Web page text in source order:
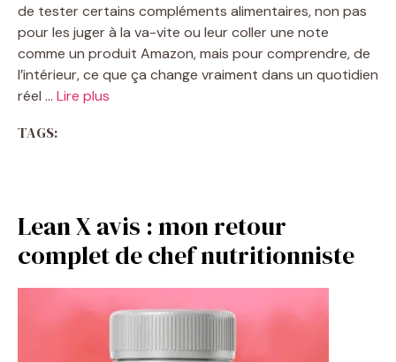
de tester certains compléments alimentaires, non pas
pour les juger à la va-vite ou leur coller une note
comme un produit Amazon, mais pour comprendre, de
l’intérieur, ce que ça change vraiment dans un quotidien
réel … Lire plus
TAGS:
Lean X avis : mon retour
complet de chef nutritionniste